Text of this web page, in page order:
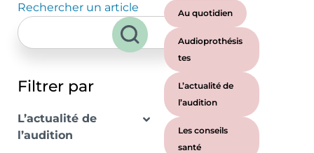
Rechercher un article
Filtrer par
L’actualité de
l’audition
Au quotidien
Audioprothésis
tes
L’actualité de
l’audition
Les conseils
santé